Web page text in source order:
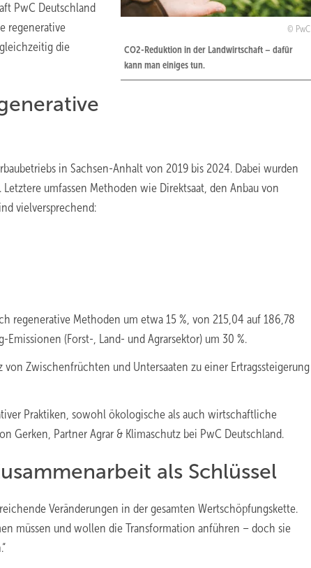
PwC
CO2-Reduktion in der Landwirtschaft – dafür
kann man einiges tun.
PwC Deutschland
regenerative
die
in Sachsen-Anhalt von 2019 bis 2024. Dabei wurden
umfassen Methoden wie Direktsaat, den Anbau von
vielversprechend:
regenerative Methoden um etwa 15 %, von 215,04 auf 186,78
(Forst-, Land- und Agrarsektor) um 30 %.
Zwischenfrüchten und Untersaaten zu einer Ertragssteigerung
Praktiken, sowohl ökologische als auch wirtschaftliche
Gerken, Partner Agrar & Klimaschutz bei PwC Deutschland.
als Schlüssel
Veränderungen in der gesamten Wertschöpfungskette.
müssen und wollen die Transformation anführen – doch sie